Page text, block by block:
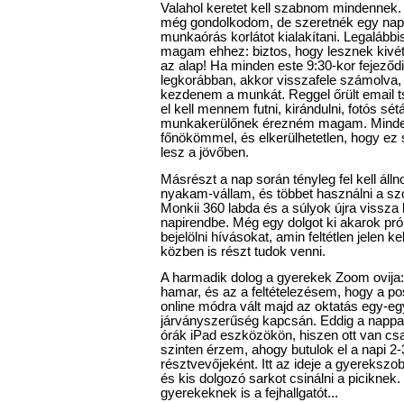
Valahol keretet kell szabnom
még gondolkodom, de szeretnék egy
munkaórás korlátot kialakítani.
magam ehhez: biztos, hogy lesznek
az alap! Ha minden este 9:30-kor
legkorábban, akkor visszafele
kezdenem a munkát. Reggel őrült email
el kell mennem futni, kirándulni, fotós
munkakerülőnek érezném magam.
főnökömmel, és elkerülhetetlen, hogy
lesz a jövőben.
Másrészt a nap során tényleg fel kell
nyakam-vállam, és többet használni a
Monkii 360 labda és a súlyok újra vissza
napirendbe. Még egy dolgot ki akarok
bejelölni hívásokat, amin feltétlen jelen
közben is részt tudok venni.
A harmadik dolog a gyerekek Zoom
hamar, és az a feltételezésem, hogy a
online módra vált majd az oktatás egy-
járványszerűség kapcsán. Eddig a
órák iPad eszközökön, hiszen ott van
szinten érzem, ahogy butulok el a napi
résztvevőjeként. Itt az ideje a
és kis dolgozó sarkot csinálni a
gyerekeknek is a fejhallgatót...